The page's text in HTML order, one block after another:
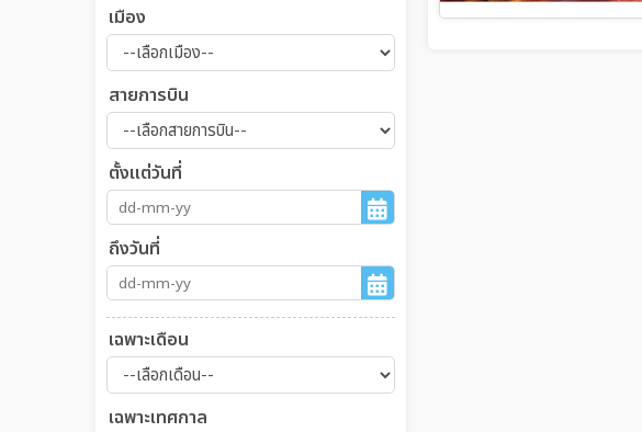
เมือง
สายการบิน
ตั้งแต่วันที่
ถึงวันที่
เฉพาะเดือน
เฉพาะเทศกาล